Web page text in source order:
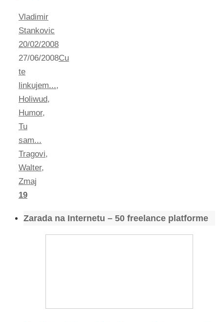
Vladimir
Stankovic
20/02/2008
27/06/2008Cu
te
linkujem...,
Holiwud,
Humor,
Tu
sam...
Tragovi,
Walter,
Zmaj
19
Zarada na Internetu – 50 freelance platforme